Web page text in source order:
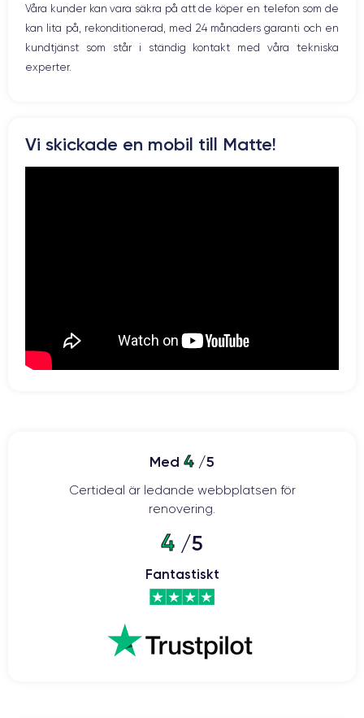
4K - 3840x2160px Oui, minimum 18W
Batterie Dual SIM
Pour en savoir plus en détail sur les caractéristiques de ce
Våra kunder kan vara säkra på att de köper en telefon som de
kan lita på, rekonditionerad, med 24 månaders garanti och en
kundtjänst som står i ständig kontakt med våra tekniska
experter.
Vi skickade en mobil till Matte!
Med 4 /5
Certideal är ledande webbplatsen för
renovering.
4 /5
Fantastiskt